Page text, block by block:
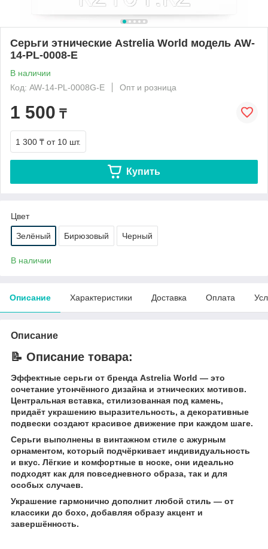
Серьги этнические Astrelia World модель AW-
14-PL-0008-E
В наличии
Код: AW-14-PL-0008G-E
Опт и розница
1 500 ₸
1 300 ₸ от 10 шт.
Купить
Цвет
Зелёный Бирюзовый Черный
В наличии
Описание Характеристики Доставка Оплата
Описание
📝 Описание товара:
Эффектные серьги от бренда Astrelia World — это
сочетание утончённого дизайна и этнических мотивов.
Центральная вставка, стилизованная под камень,
придаёт украшению выразительность, а декоративные
подвески создают красивое движение при каждом шаге.
Серьги выполнены в винтажном стиле с ажурным
орнаментом, который подчёркивает индивидуальность
и вкус. Лёгкие и комфортные в носке, они идеально
подходят как для повседневного образа, так и для
особых случаев.
Украшение гармонично дополнит любой стиль — от
классики до бохо, добавляя образу акцент и
завершённость.